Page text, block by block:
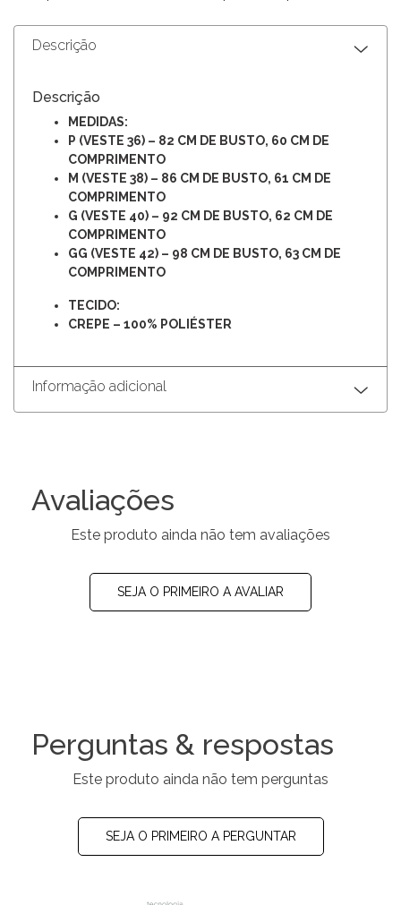
Descrição
Descrição
MEDIDAS:
P (VESTE 36) – 82 CM DE BUSTO, 60 CM DE
COMPRIMENTO
M (VESTE 38) – 86 CM DE BUSTO, 61 CM DE
COMPRIMENTO
G (VESTE 40) – 92 CM DE BUSTO, 62 CM DE
COMPRIMENTO
GG (VESTE 42) – 98 CM DE BUSTO, 63 CM DE
COMPRIMENTO
TECIDO:
CREPE – 100% POLIÉSTER
Informação adicional
Avaliações
Este produto ainda não tem avaliações
SEJA O PRIMEIRO A AVALIAR
Perguntas & respostas
Este produto ainda não tem perguntas
SEJA O PRIMEIRO A PERGUNTAR